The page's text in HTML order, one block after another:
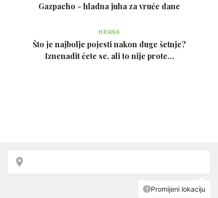
Gazpacho - hladna juha za vruće dane
HRANA
Što je najbolje pojesti nakon duge šetnje?
Iznenadit ćete se, ali to nije prote…